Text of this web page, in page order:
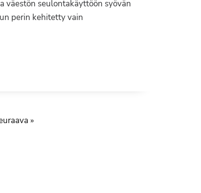
seulontakäyttöön syövän
perin kehitetty vain
»